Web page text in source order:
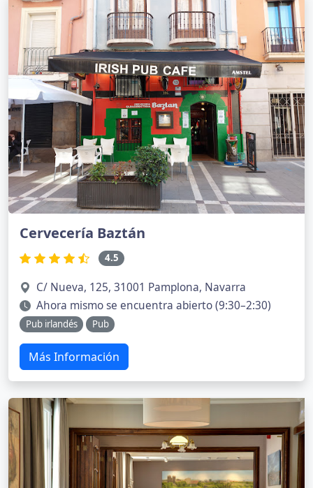
Cervecería Baztán
4.5
C/ Nueva, 125, 31001 Pamplona, Navarra
Ahora mismo se encuentra abierto (9:30–2:30)
Pub irlandés Pub
Más Información